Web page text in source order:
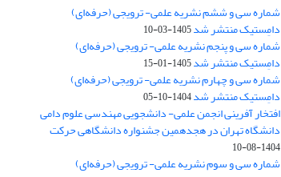
شماره سی و ششم نشریه علمی- ترویجی (حرفه‌ای)
دامِستیک منتشر شد1405-03-10
شماره سی و پنجم نشریه علمی- ترویجی (حرفه‌ای)
دامِستیک منتشر شد1405-01-15
شماره سی و چهارم نشریه علمی- ترویجی (حرفه‌ای)
دامِستیک منتشر شد1404-10-05
افتخار آفرینی انجمن علمی- دانشجویی مهندسی علوم دامی
دانشگاه تهران در هجدهمین جشنواره دانشگاهی حرکت
1404-08-10
شماره سی و سوم نشریه علمی- ترویجی (حرفه‌ای)